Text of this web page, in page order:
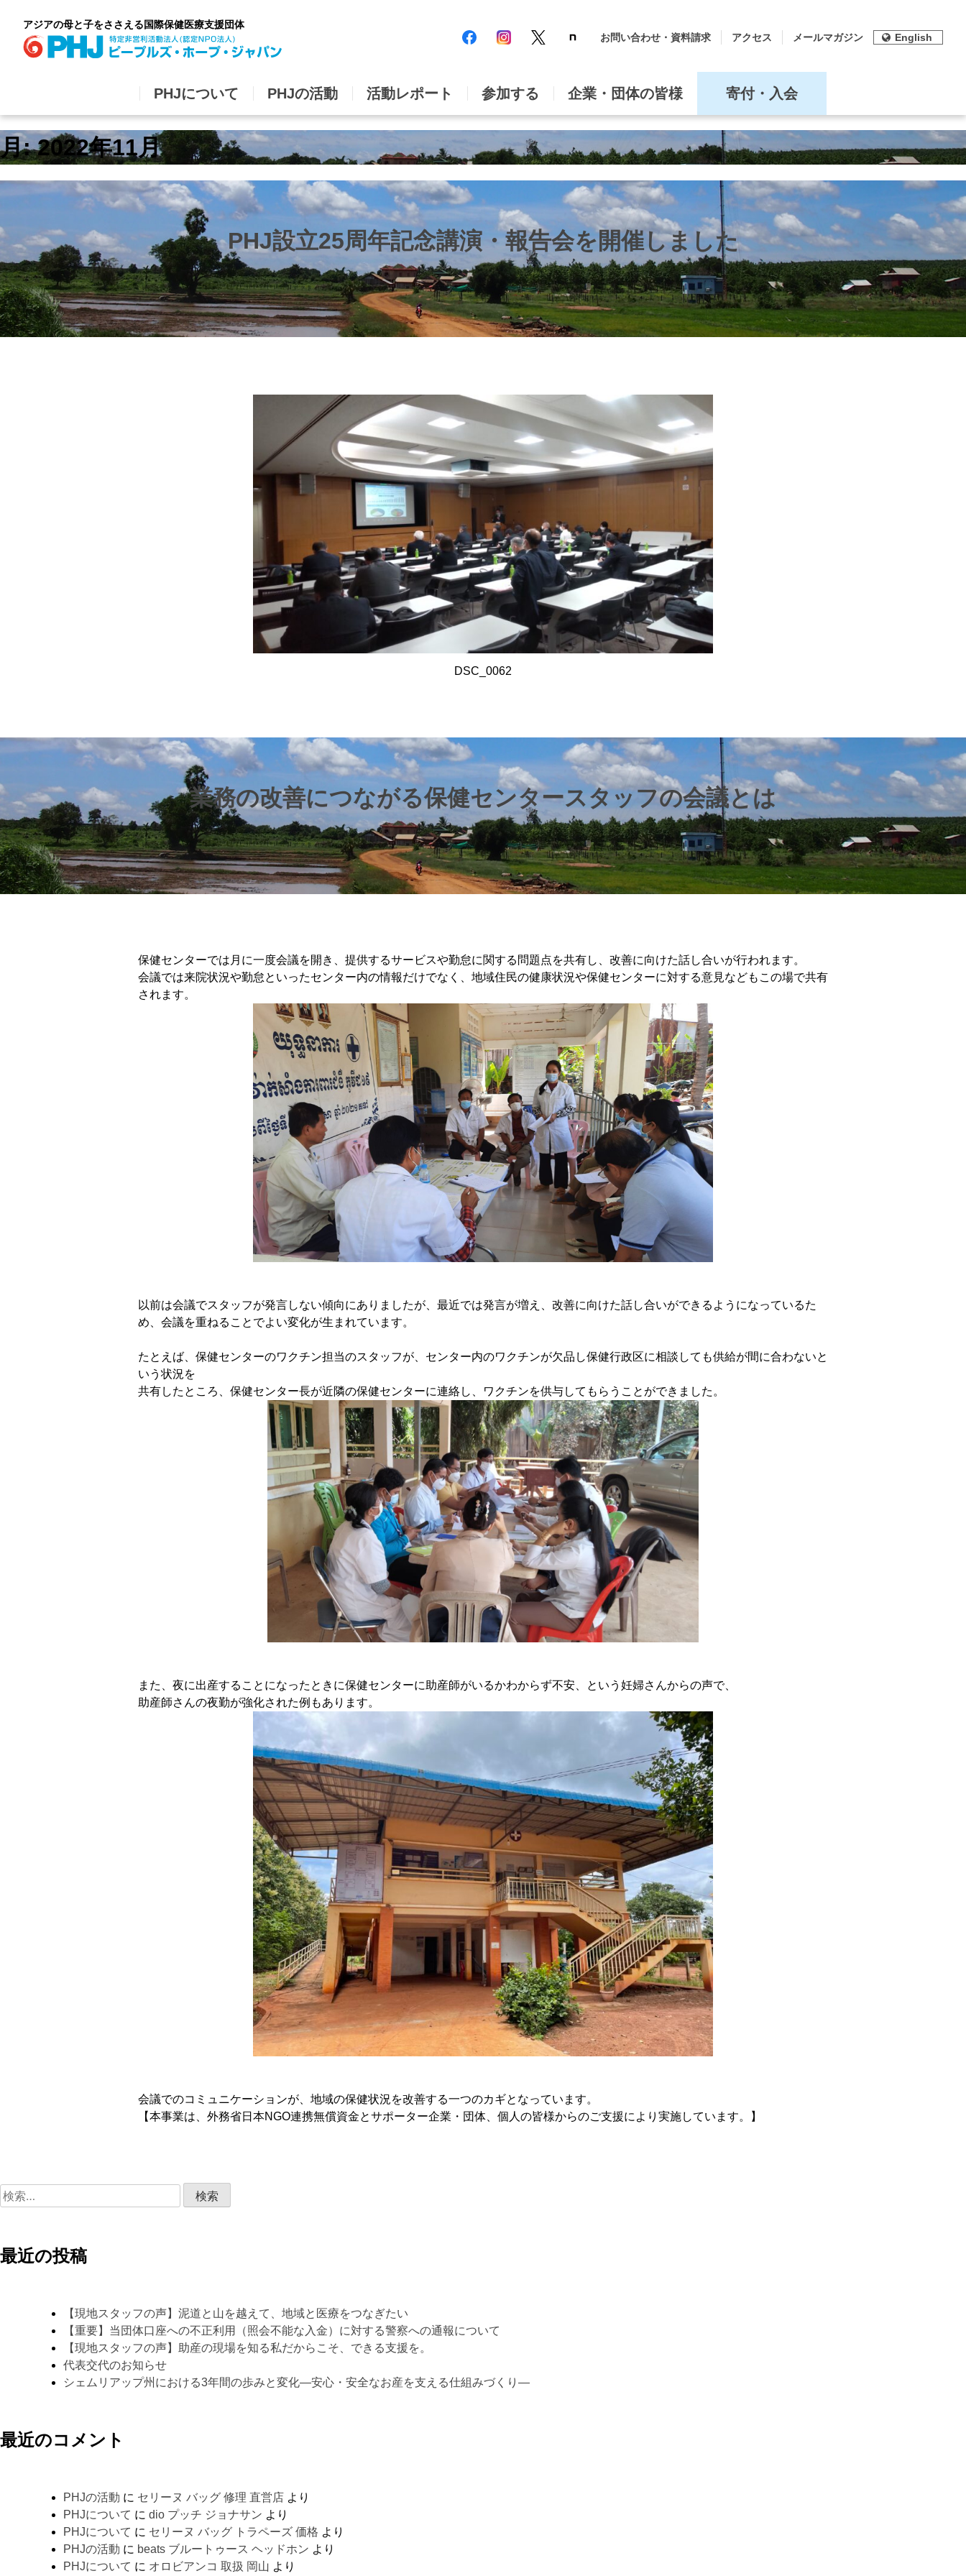
content
アジアの母と子をささえる国際保健医療支援団体
PHJについて PHJの活動 活動レポート 参加する 企業・団体の皆様 寄付・入会
お問い合わせ・資料請求 アクセス メールマガジン English
月:2022年11月
PHJ設立25周年記念講演・報告会を開催しました
DSC_0062
業務の改善につながる保健センタースタッフの会議とは
保健センターでは月に一度会議を開き、提供するサービスや勤怠に関する問題点を共有し、改善に向けた話し合いが行われます。
会議では来院状況や勤怠といったセンター内の情報だけでなく、地域住民の健康状況や保健センターに対する意見などもこの場で共有
されます。
以前は会議でスタッフが発言しない傾向にありましたが、最近では発言が増え、改善に向けた話し合いができるようになっているた
め、会議を重ねることでよい変化が生まれています。
たとえば、保健センターのワクチン担当のスタッフが、センター内のワクチンが欠品し保健行政区に相談しても供給が間に合わないと
いう状況を
共有したところ、保健センター長が近隣の保健センターに連絡し、ワクチンを供与してもらうことができました。
また、夜に出産することになったときに保健センターに助産師がいるかわからず不安、という妊婦さんからの声で、
助産師さんの夜勤が強化された例もあります。
会議でのコミュニケーションが、地域の保健状況を改善する一つのカギとなっています。
【本事業は、外務省日本NGO連携無償資金とサポーター企業・団体、個人の皆様からのご支援により実施しています。】
検
索:
最近の投稿
【現地スタッフの声】泥道と山を越えて、地域と医療をつなぎたい
【重要】当団体口座への不正利用（照会不能な入金）に対する警察への通報について
【現地スタッフの声】助産の現場を知る私だからこそ、できる支援を。
代表交代のお知らせ
シェムリアップ州における3年間の歩みと変化―安心・安全なお産を支える仕組みづくり―
最近のコメント
PHJの活動 に セリーヌ バッグ 修理 直営店 より
PHJについて に dio プッチ ジョナサン より
PHJについて に セリーヌ バッグ トラペーズ 価格 より
PHJの活動 に beats ブルートゥース ヘッドホン より
PHJについて に オロビアンコ 取扱 岡山 より